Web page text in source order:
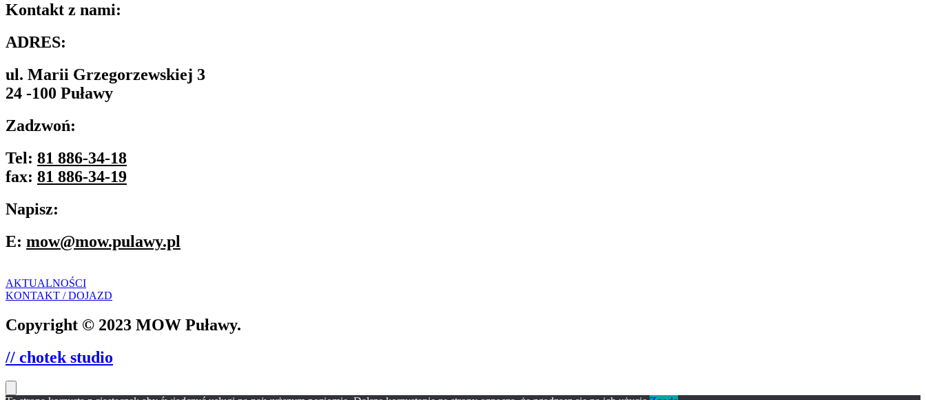
Kontakt z nami:
ADRES:
ul. Marii Grzegorzewskiej 3
24 -100 Puławy
Zadzwoń:
Tel: 81 886-34-18
fax: 81 886-34-19
Napisz:
E: mow@mow.pulawy.pl
AKTUALNOŚCI
KONTAKT / DOJAZD
Copyright © 2023 MOW Puławy.
// chotek studio